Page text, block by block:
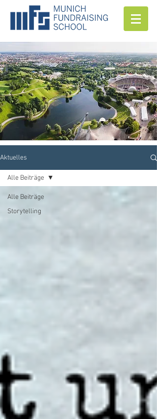
Aktuelles
Alle Beiträge
Storytelling
Alle Beiträge